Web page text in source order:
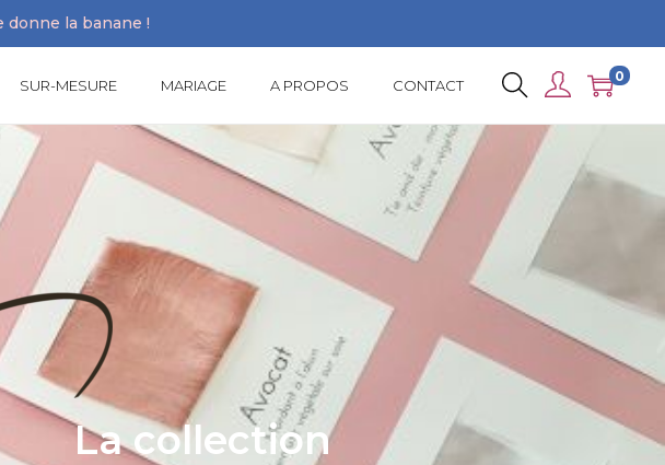
donne la banane !
SUR-MESURE MARIAGE A PROPOS CONTACT
0
La collection